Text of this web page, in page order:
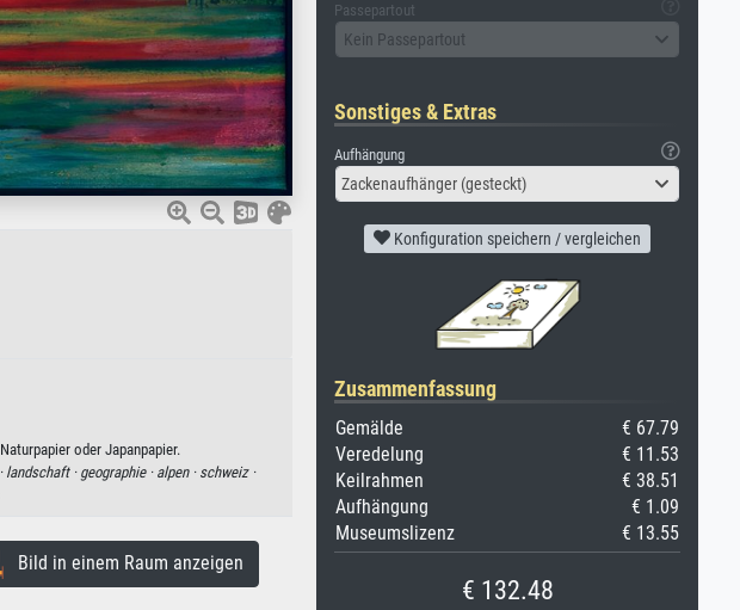
oder Japanpapier.
landschaft · geographie · alpen · schweiz ·
Bild in einem Raum anzeigen
Passepartout
Kein Passepartout
Sonstiges & Extras
Aufhängung
Zackenaufhänger (gesteckt)
Konfiguration speichern / vergleichen
Zusammenfassung
Gemälde
€ 67.79
Veredelung
€ 11.53
Keilrahmen
€ 38.51
Aufhängung
€ 1.09
Museumslizenz
€ 13.55
€ 132.48